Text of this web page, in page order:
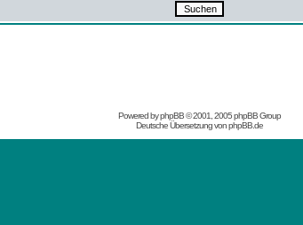
Powered byphpBB© 2001, 2005 phpBB Group
Deutsche Übersetzung vonphpBB.de